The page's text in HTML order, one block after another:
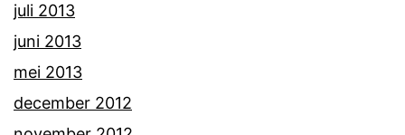
juli 2013
juni 2013
mei 2013
december 2012